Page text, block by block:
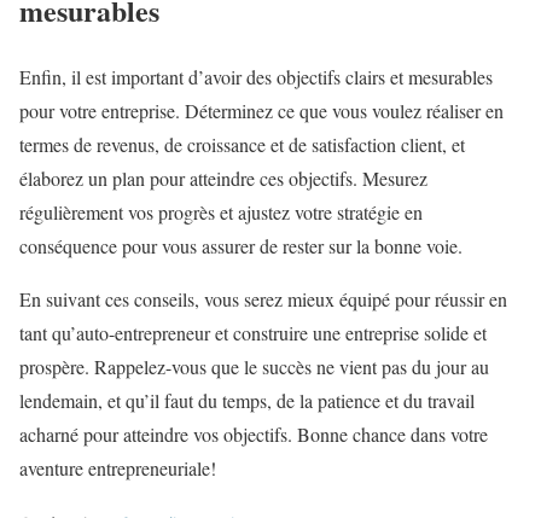
mesurables
Enfin, il est important d’avoir des objectifs clairs et mesurables
pour votre entreprise. Déterminez ce que vous voulez réaliser en
termes de revenus, de croissance et de satisfaction client, et
élaborez un plan pour atteindre ces objectifs. Mesurez
régulièrement vos progrès et ajustez votre stratégie en
conséquence pour vous assurer de rester sur la bonne voie.
En suivant ces conseils, vous serez mieux équipé pour réussir en
tant qu’auto-entrepreneur et construire une entreprise solide et
prospère. Rappelez-vous que le succès ne vient pas du jour au
lendemain, et qu’il faut du temps, de la patience et du travail
acharné pour atteindre vos objectifs. Bonne chance dans votre
aventure entrepreneuriale!